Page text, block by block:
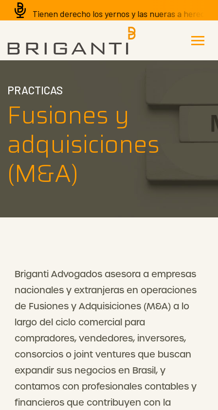
¿Tienen derecho los yernos y las nueras a heredar de
PRACTICAS
Fusiones y
adquisiciones
(M&A)
Briganti Advogados asesora a empresas
nacionales y extranjeras en operaciones
de Fusiones y Adquisiciones (M&A) a lo
largo del ciclo comercial para
compradores, vendedores, inversores,
consorcios o joint ventures que buscan
expandir sus negocios en Brasil, y
contamos con profesionales contables y
financieros que contribuyen con la